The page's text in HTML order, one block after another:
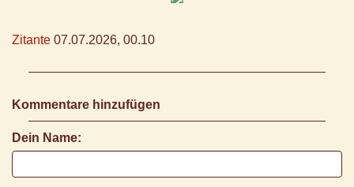
Zitante 07.07.2026, 00.10
Kommentare hinzufügen
Dein Name: